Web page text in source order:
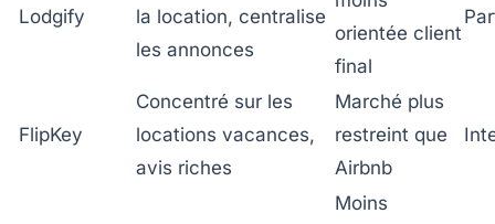
Lodgify
la location, centralise
les annonces
orientée client
final
FlipKey
Concentré sur les
locations vacances,
avis riches
Marché plus
restreint que
Airbnb
Moins